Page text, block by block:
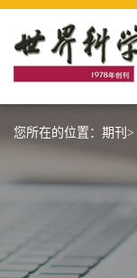
您所在的位置： 期刊>